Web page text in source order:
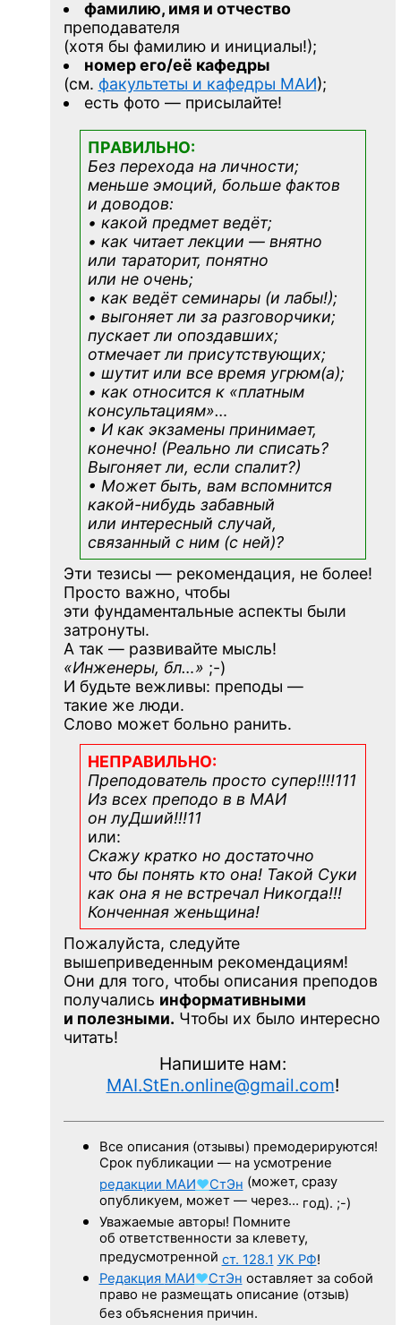
фамилию, имя и отчество
преподавателя
(хотя бы фамилию и инициалы!);
номер его/её кафедры
(см. факультеты и кафедры МАИ);
есть фото — присылайте!
ПРАВИЛЬНО:
Без перехода на личности;
меньше эмоций, больше фактов
и доводов:
• какой предмет ведёт;
• как читает лекции — внятно
или тараторит, понятно
или не очень;
• как ведёт семинары (и лабы!);
• выгоняет ли за разговорчики;
пускает ли опоздавших;
отмечает ли присутствующих;
• шутит или все время угрюм(а);
• как относится к «платным
консультациям»…
• И как экзамены принимает,
конечно! (Реально ли списать?
Выгоняет ли, если спалит?)
• Может быть, вам вспомнится
какой-нибудь забавный
или интересный случай,
связанный с ним (с ней)?
Эти тезисы — рекомендация, не более!
Просто важно, чтобы
эти фундаментальные аспекты были
затронуты.
А так — развивайте мысль!
«Инженеры, бл…» ;-)
И будьте вежливы: преподы —
такие же люди.
Слово может больно ранить.
НЕПРАВИЛЬНО:
Преподователь просто супер!!!!111
Из всех преподо в в МАИ
он луДший!!!11
или:
Скажу кратко но достаточно
что бы понять кто она! Такой Суки
как она я не встречал Никогда!!!
Конченная женьщина!
Пожалуйста, следуйте
вышеприведенным рекомендациям!
Они для того, чтобы описания преподов
получались информативными
и полезными. Чтобы их было интересно
читать!
Напишите нам:
MAI.StEn.online@gmail.com!
Все описания (отзывы) премодерируются!
Срок публикации — на усмотрение
редакции МАИ♥СтЭн (может, сразу
опубликуем, может — через… год). ;-)
Уважаемые авторы! Помните
об ответственности за клевету,
предусмотренной ст. 128.1 УК РФ!
Редакция МАИ♥СтЭн оставляет за собой
право не размещать описание (отзыв)
без объяснения причин.